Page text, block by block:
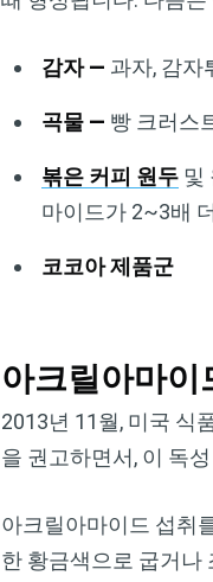
감자 — 과자, 감자
곡물 — 빵 크러스
볶은 커피 원두및
마이드가 2~3배
코코아 제품군
아크릴아마이
2013년 11월, 미국 식
을 권고하면서, 이 독
아크릴아마이드 섭취
한 황금색으로 굽거나